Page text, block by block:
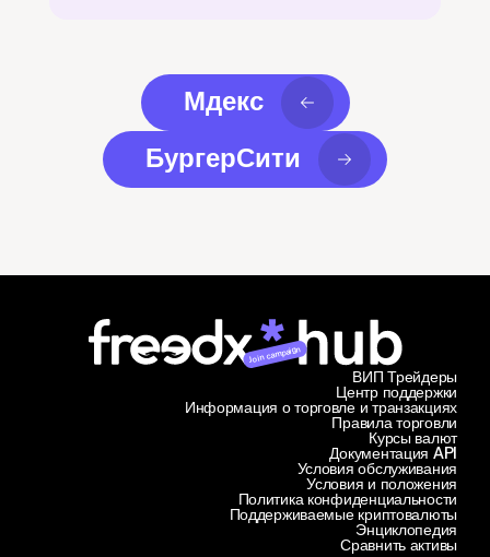
Мдекс
БургерСити
Join campaign
Центр поддержки
Информация о торговле и транзакциях
ВИП Трейдеры
Правила торговли
Курсы валют
Документация API
Условия обслуживания
Условия и положения
Политика конфиденциальности
Поддерживаемые криптовалюты
Энциклопедия
Сравнить активы